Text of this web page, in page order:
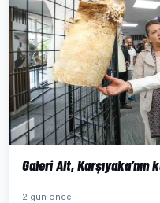
Galeri Alt,
2 gün önce